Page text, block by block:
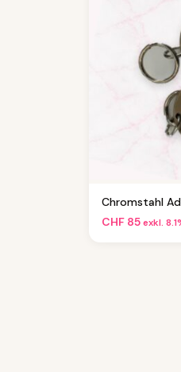
Chromstahl
CHF 85exkl.